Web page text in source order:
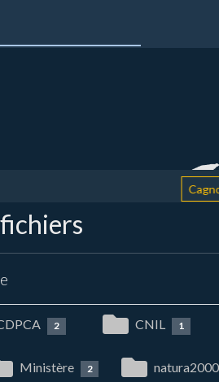
Cagnotte
2 CNIL 1
Ministère 2 natura2000